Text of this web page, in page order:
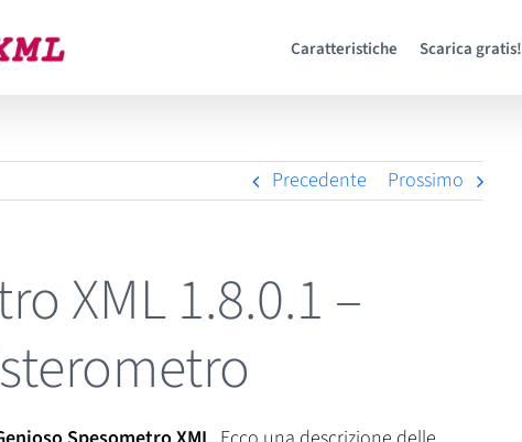
Caratteristiche Scarica gratis!
Precedente Prossimo
XML 1.8.0.1 –